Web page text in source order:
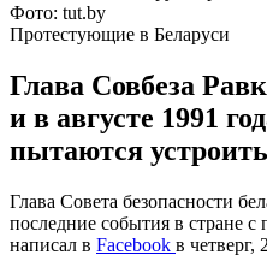
Фото: tut.by
Протестующие в Беларуси
Глава Совбеза
и в августе 1991
пытаются
Глава Совета безопасности
последние события в стране
написал в Facebook в четверг,